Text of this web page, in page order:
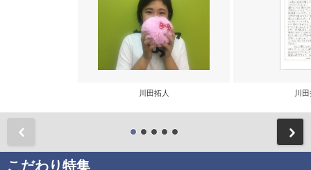
川田拓人 川
こだわり特集